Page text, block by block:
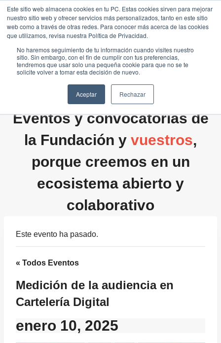
Este sitio web almacena cookies en tu PC. Estas cookies sirven para mejorar
nuestro sitio web y ofrecer servicios más personalizados, tanto en este sitio
web como a través de otras redes. Para conocer más acerca de las cookies
que utilizamos, revisa nuestra Política de Privacidad.
No haremos seguimiento de tu información cuando visites nuestro
sitio. Sin embargo, con el fin de cumplir con tus preferencias,
tendremos que usar solo una pequeña cookie para que no se te
solicite volver a tomar esta decisión de nuevo.
Aceptar Rechazar
Saltar
contenido
Eventos y convocatorias de
la Fundación y vuestros,
porque creemos en un
ecosistema abierto y
colaborativo
Este evento ha pasado.
« Todos Eventos
Medición de la audiencia en
Cartelería Digital
enero 10, 2025
Traducir »